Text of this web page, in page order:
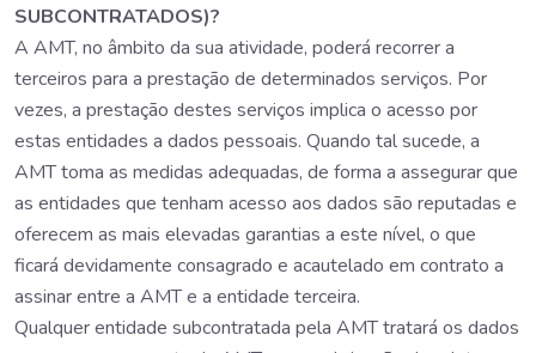
SUBCONTRATADOS)?
A AMT, no âmbito da sua atividade, poderá recorrer a
terceiros para a prestação de determinados serviços. Por
vezes, a prestação destes serviços implica o acesso por
estas entidades a dados pessoais. Quando tal sucede, a
AMT toma as medidas adequadas, de forma a assegurar que
as entidades que tenham acesso aos dados são reputadas e
oferecem as mais elevadas garantias a este nível, o que
ficará devidamente consagrado e acautelado em contrato a
assinar entre a AMT e a entidade terceira.
Qualquer entidade subcontratada pela AMT tratará os dados